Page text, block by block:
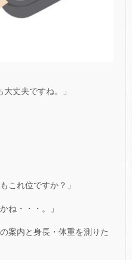
丈夫ですね。」
これ位ですか？」
ね・・・。」
案内と身長・体重を測りた